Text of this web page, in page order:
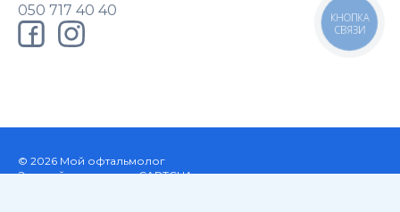
050 717 40 40
© 2026 Мой офтальмолог
Этот сайт защищен reCAPTCHA, и к нему применяются
КНОПКА
СВЯЗИ